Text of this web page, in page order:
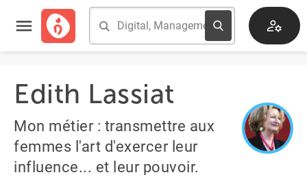
Edith Lassiat
Mon métier : transmettre aux
femmes l'art d'exercer leur
influence... et leur pouvoir.